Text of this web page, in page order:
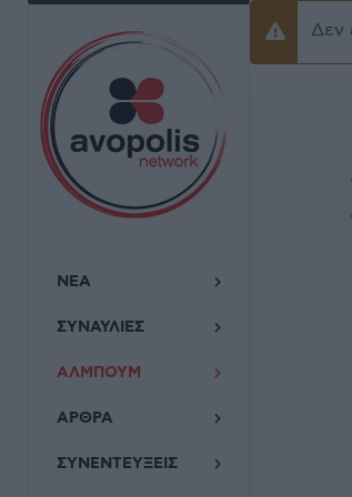
ΝΕΑ
ΣΥΝΑΥΛΙΕΣ
ΑΛΜΠΟΥΜ
ΑΡΘΡΑ
ΣΥΝΕΝΤΕΥΞΕΙΣ
Δεν